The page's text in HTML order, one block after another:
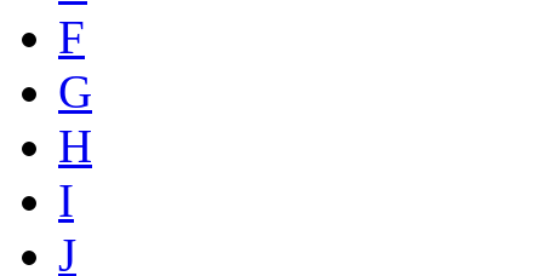
F
G
H
I
J